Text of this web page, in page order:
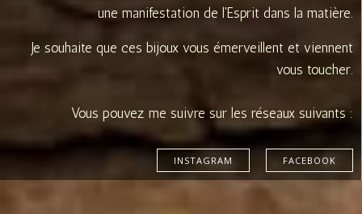
une manifestation de l'Esprit dans la matière.
Je souhaite que ces bijoux vous émerveillent et viennent
vous toucher.
Vous pouvez me suivre sur les réseaux suivants :
INSTAGRAM FACEBOOK